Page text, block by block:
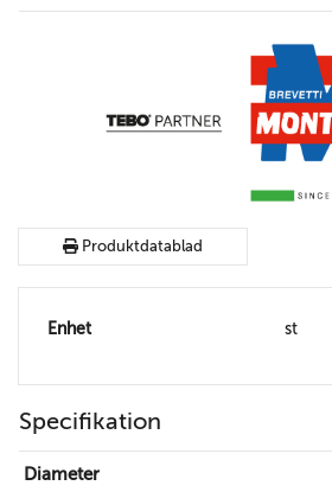
Produktdatablad
Enhet st
Specifikation
Diameter